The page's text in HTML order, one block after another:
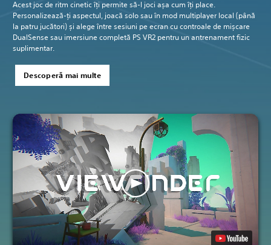
Acest joc de ritm cinetic îți permite să-l joci așa cum îți place.
Personalizează-ți aspectul, joacă solo sau în mod multiplayer local (până
la patru jucători) și alege între sesiuni pe ecran cu controale de mișcare
DualSense sau imersiune completă PS VR2 pentru un antrenament fizic
suplimentar.
Descoperă mai multe